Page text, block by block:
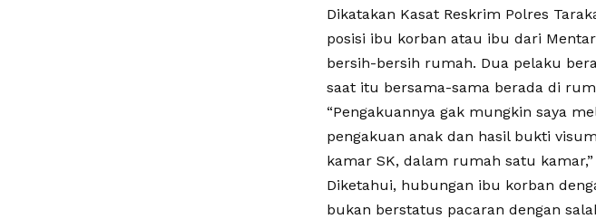
Dikatakan Kasat Reskrim Polres
posisi ibu korban atau ibu dari
bersih-bersih rumah. Dua pelaku
saat itu bersama-sama berada di
“Pengakuannya gak mungkin saya
pengakuan anak dan hasil bukti
kamar SK, dalam rumah satu
Diketahui, hubungan ibu korban
bukan berstatus pacaran dengan